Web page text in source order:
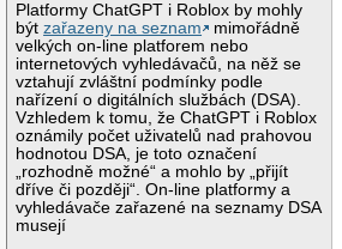
Platformy ChatGPT i Roblox by mohly
býtzařazeny na seznam
mimořádně
velkých on-line platforem nebo
internetových vyhledávačů, na něž se
vztahují zvláštní podmínky podle
nařízení o digitálních službách (DSA).
Vzhledem k tomu, že ChatGPT i Roblox
oznámily počet uživatelů nad prahovou
hodnotou DSA, je toto označení
„rozhodně možné“ a mohlo by „přijít
dříve či později“. On-line platformy a
vyhledávače zařazené na seznamy DSA
musejí